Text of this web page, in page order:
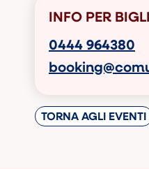
INFO PER
0444 964380
TORNA AGLI EVENTI